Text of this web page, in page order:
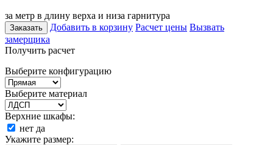
за метр в длину верха и низа гарнитура
Заказать Добавить в корзину Расчет цены Вызвать
замерщика
Получить расчет
Выберите конфигурацию
Выберите материал
Верхние шкафы:
нет да
Укажите размер: